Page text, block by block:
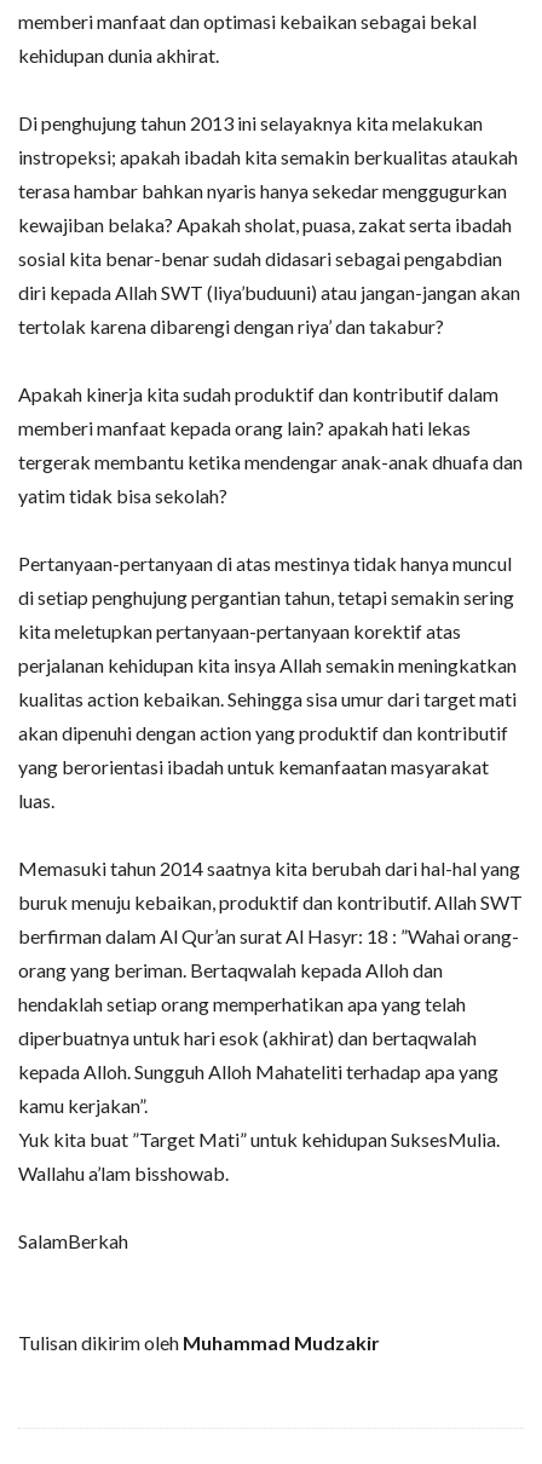
memberi manfaat dan optimasi kebaikan sebagai bekal
kehidupan dunia akhirat.
Di penghujung tahun 2013 ini selayaknya kita melakukan
instropeksi; apakah ibadah kita semakin berkualitas ataukah
terasa hambar bahkan nyaris hanya sekedar menggugurkan
kewajiban belaka? Apakah sholat, puasa, zakat serta ibadah
sosial kita benar-benar sudah didasari sebagai pengabdian
diri kepada Allah SWT (liya’buduuni) atau jangan-jangan akan
tertolak karena dibarengi dengan riya’ dan takabur?
Apakah kinerja kita sudah produktif dan kontributif dalam
memberi manfaat kepada orang lain? apakah hati lekas
tergerak membantu ketika mendengar anak-anak dhuafa dan
yatim tidak bisa sekolah?
Pertanyaan-pertanyaan di atas mestinya tidak hanya muncul
di setiap penghujung pergantian tahun, tetapi semakin sering
kita meletupkan pertanyaan-pertanyaan korektif atas
perjalanan kehidupan kita insya Allah semakin meningkatkan
kualitas action kebaikan. Sehingga sisa umur dari target mati
akan dipenuhi dengan action yang produktif dan kontributif
yang berorientasi ibadah untuk kemanfaatan masyarakat
luas.
Memasuki tahun 2014 saatnya kita berubah dari hal-hal yang
buruk menuju kebaikan, produktif dan kontributif. Allah SWT
berfirman dalam Al Qur’an surat Al Hasyr: 18 : ”Wahai orang-
orang yang beriman. Bertaqwalah kepada Alloh dan
hendaklah setiap orang memperhatikan apa yang telah
diperbuatnya untuk hari esok (akhirat) dan bertaqwalah
kepada Alloh. Sungguh Alloh Mahateliti terhadap apa yang
kamu kerjakan”.
Yuk kita buat ”Target Mati” untuk kehidupan SuksesMulia.
Wallahu a’lam bisshowab.
SalamBerkah
Tulisan dikirim oleh Muhammad Mudzakir